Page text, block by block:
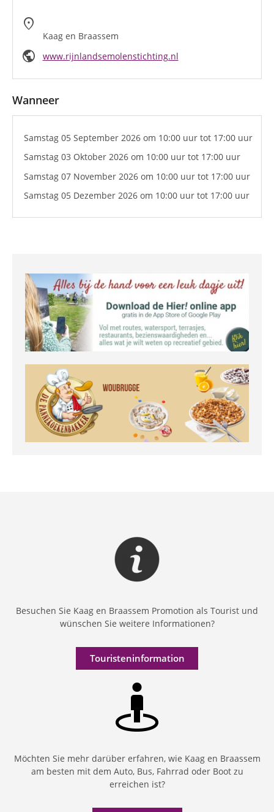
location_on
Kaag en Braassem
public www.rijnlandsemolenstichting.nl
Wanneer
Samstag 05 September 2026 om 10:00 uur tot 17:00 uur
Samstag 03 Oktober 2026 om 10:00 uur tot 17:00 uur
Samstag 07 November 2026 om 10:00 uur tot 17:00 uur
Samstag 05 Dezember 2026 om 10:00 uur tot 17:00 uur
Besuchen Sie Kaag en Braassem Promotion als Tourist und
wünschen Sie weitere Informationen?
Touristeninformation
Möchten Sie mehr darüber erfahren, wie Kaag en Braassem
am besten mit dem Auto, Bus, Fahrrad oder Boot zu
erreichen ist?